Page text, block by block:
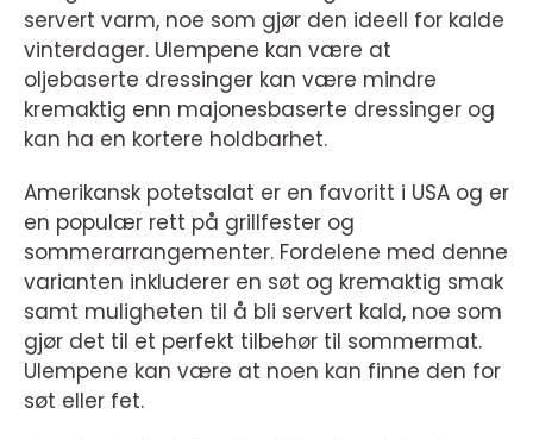
servert varm, noe som gjør den ideell for kalde
vinterdager. Ulempene kan være at
oljebaserte dressinger kan være mindre
kremaktig enn majonesbaserte dressinger og
kan ha en kortere holdbarhet.
Amerikansk potetsalat er en favoritt i USA og er
en populær rett på grillfester og
sommerarrangementer. Fordelene med denne
varianten inkluderer en søt og kremaktig smak
samt muligheten til å bli servert kald, noe som
gjør det til et perfekt tilbehør til sommermat.
Ulempene kan være at noen kan finne den for
søt eller fet.